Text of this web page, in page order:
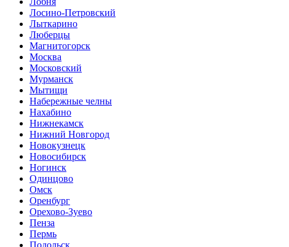
Лосино-Петровский
Лыткарино
Люберцы
Магнитогорск
Москва
Московский
Мурманск
Мытищи
Набережные челны
Нахабино
Нижнекамск
Нижний Новгород
Новокузнецк
Новосибирск
Ногинск
Одинцово
Омск
Оренбург
Орехово-Зуево
Пенза
Пермь
Подольск